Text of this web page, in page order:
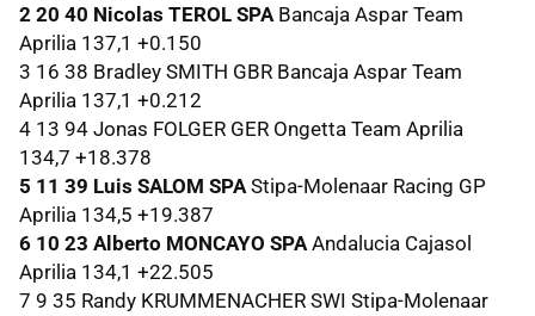
2 20 40 Nicolas TEROL SPA Bancaja Aspar Team
Aprilia 137,1 +0.150
3 16 38 Bradley SMITH GBR Bancaja Aspar Team
Aprilia 137,1 +0.212
4 13 94 Jonas FOLGER GER Ongetta Team Aprilia
134,7 +18.378
5 11 39 Luis SALOM SPA Stipa-Molenaar Racing GP
Aprilia 134,5 +19.387
6 10 23 Alberto MONCAYO SPAAndalucia Cajasol
Aprilia 134,1 +22.505
7 9 35 Randy KRUMMENACHER SWI Stipa-Molenaar